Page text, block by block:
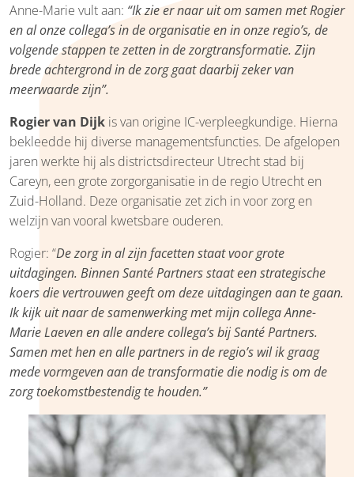
Anne-Marie vult aan: “Ik zie er naar uit om samen met Rogier
en al onze collega’s in de organisatie en in onze regio’s, de
volgende stappen te zetten in de zorgtransformatie. Zijn
brede achtergrond in de zorg gaat daarbij zeker van
meerwaarde zijn”.
Rogier van Dijk is van origine IC-verpleegkundige. Hierna
bekleedde hij diverse managementsfuncties. De afgelopen
jaren werkte hij als districtsdirecteur Utrecht stad bij
Careyn, een grote zorgorganisatie in de regio Utrecht en
Zuid-Holland. Deze organisatie zet zich in voor zorg en
welzijn van vooral kwetsbare ouderen.
Rogier: “De zorg in al zijn facetten staat voor grote
uitdagingen. Binnen Santé Partners staat een strategische
koers die vertrouwen geeft om deze uitdagingen aan te gaan.
Ik kijk uit naar de samenwerking met mijn collega Anne-
Marie Laeven en alle andere collega’s bij Santé Partners.
Samen met hen en alle partners in de regio’s wil ik graag
mede vormgeven aan de transformatie die nodig is om de
zorg toekomstbestendig te houden.”